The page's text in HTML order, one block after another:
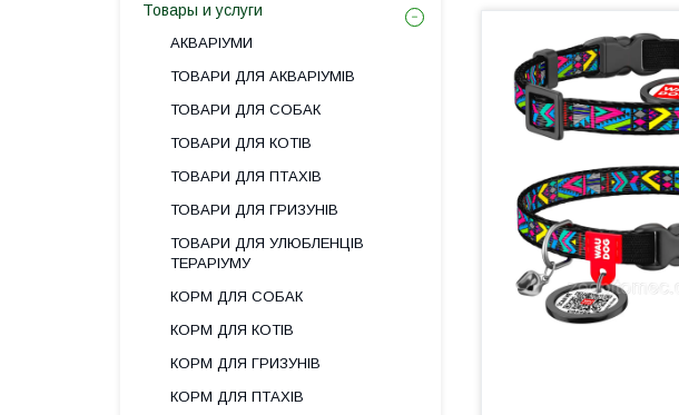
Товары и услуги
АКВАРІУМИ
ТОВАРИ ДЛЯ АКВАРІУМІВ
ТОВАРИ ДЛЯ СОБАК
ТОВАРИ ДЛЯ КОТІВ
ТОВАРИ ДЛЯ ПТАХІВ
ТОВАРИ ДЛЯ ГРИЗУНІВ
ТОВАРИ ДЛЯ УЛЮБЛЕНЦІВ
ТЕРАРІУМУ
КОРМ ДЛЯ СОБАК
КОРМ ДЛЯ КОТІВ
КОРМ ДЛЯ ГРИЗУНІВ
КОРМ ДЛЯ ПТАХІВ